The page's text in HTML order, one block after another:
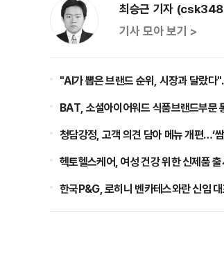
최승근 기자
기사 모아 보기 >
"AI가 뽑은 브랜드 순위, 시장과 달랐
BAT, 소셜아이어워드 식품브랜드부문
청담강정, 고객 의견 담아 메뉴 개편…‘쌈
헥토헬스케어, 여성 건강 위한 신제품
한국P&G, 로히니 벤카테스와란 신임